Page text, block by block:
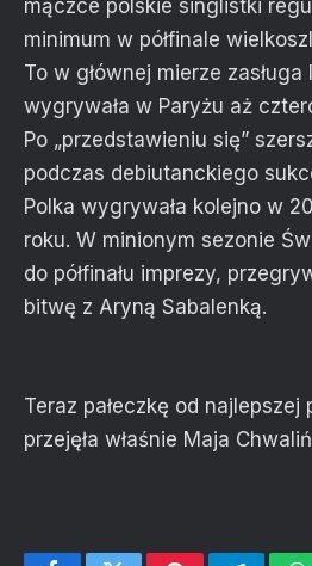
mączce polskie singlistki
minimum w półfinale
To w głównej mierze
wygrywała w Paryżu aż
Po „przedstawieniu się”
podczas debiutanckiego
Polka wygrywała kolejno w
roku. W minionym sezonie
do półfinału imprezy,
bitwę z Aryną Sabalenką.
Teraz pałeczkę od najlepszej
przejęła właśnie Maja